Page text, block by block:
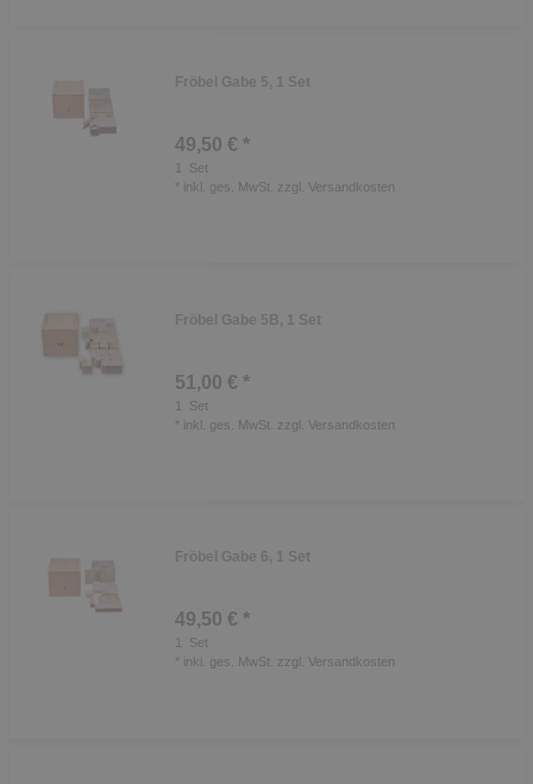
Fröbel Gabe 5, 1 Set
49,50 € *
1
Set
* inkl. ges. MwSt. zzgl. Versandkosten
Fröbel Gabe 5B, 1 Set
51,00 € *
1
Set
* inkl. ges. MwSt. zzgl. Versandkosten
Fröbel Gabe 6, 1 Set
49,50 € *
Set
* inkl. ges. MwSt. zzgl. Versandkosten